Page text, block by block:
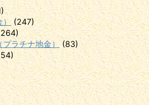
(247)
ラチナ地金）
(83)